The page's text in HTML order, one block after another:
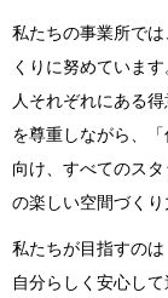
私たちの事業所で
くりに努めています
人それぞれにある
を尊重しながら、
向け、すべてのス
の楽しい空間づくり
私たちが目指すのは
自分らしく安心し